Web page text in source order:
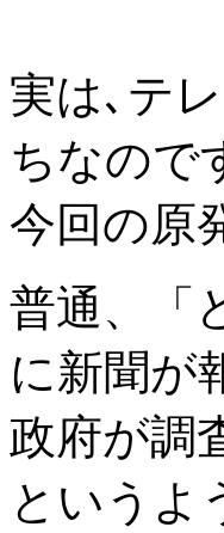
実は､テ
ちなので
今回の原
普通、「
に新聞が
政府が調
というよ